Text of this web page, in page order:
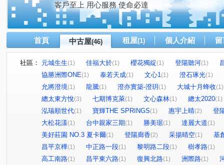
客戶至上 用心服務 使命必達
首頁 中古屋(46) 租屋(1) 個人介紹
社區： 元城生生(1) 佳福大於(1) 櫻花獨綻(1) 登陽聽河(1)
協勝洲際ONE(1) 泰若天成(1) 文心1(1) 澄石琢光(1)
允將澄境(1) 龍騰(1) 澄亦實築-澄玥(1) 大城十月蜂收(1)
總太東方悅(3) 七期博克萊(1) 文心森林(1) 總太2020(1)
泓瑞順世代(1) 寶輝THE SPRINGS(1) 惠宇上晴(2)
登
大松花漾(1) 台中親家三期(1) 勝美琚(1) 達麗大道(1)
美好莊園 NO.3 夏卡爾(1) 登陽廊香(2) 采揚晴空(1)
基
昌平京樺(1) 中正路一段(1) 黎明路二段(1) 樹孝路(1)
高工南路(1) 昌平東六路(1) 復興北路(1) 洲際路(1)